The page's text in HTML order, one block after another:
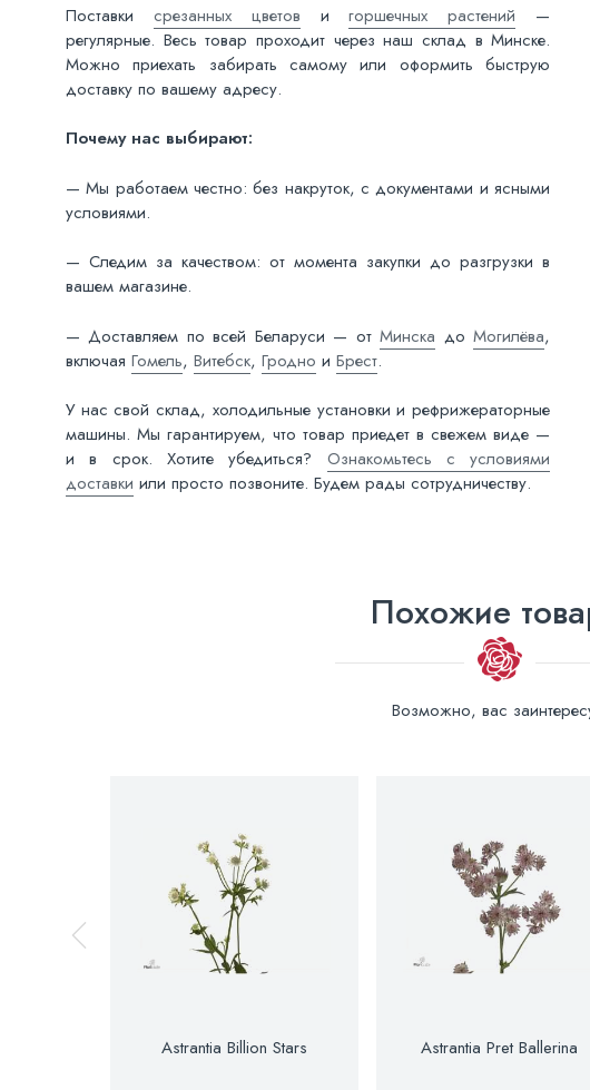
Поставки срезанных цветов игоршечных растений —
регулярные. Весь товар проходит через наш склад в Минске.
Можно приехать забирать самому или оформить быструю
доставку по вашему адресу.
Почему нас выбирают:
— Мы работаем честно: без накруток, с документами и ясными
условиями.
— Следим за качеством: от момента закупки до разгрузки в
вашем магазине.
— Доставляем по всей Беларуси — отМинска доМогилёва,
включая Гомель, Витебск, Гродно и Брест.
У нас свой склад, холодильные установки и рефрижераторные
машины. Мы гарантируем, что товар приедет в свежем виде —
и в срок. Хотите убедиться? Ознакомьтесь с условиями
доставки или просто позвоните. Будем рады сотрудничеству.
Похожие
Возможно, вас
Astrantia Billion Stars Astrantia Pret Ballerina